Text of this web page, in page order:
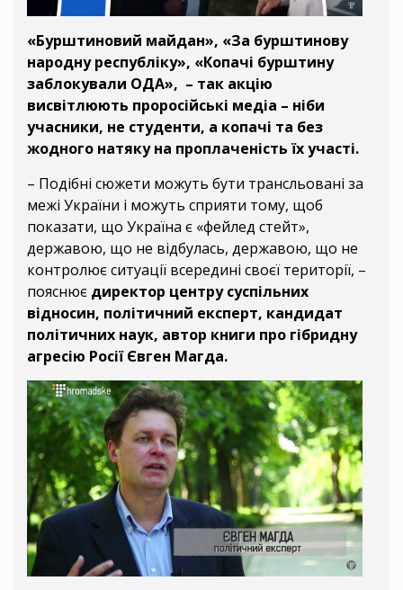
«Бурштиновий майдан», «За бурштинову
народну республіку», «Копачі бурштину
заблокували ОДА», – так акцію
висвітлюють проросійські медіа – ніби
учасники, не студенти, а копачі та без
жодного натяку на проплаченість їх участі.
– Подібні сюжети можуть бути трансльовані за
межі України і можуть сприяти тому, щоб
показати, що Україна є «фейлед стейт»,
державою, що не відбулась, державою, що не
контролює ситуації всередині своєї території, –
пояснює директор центру суспільних
відносин, політичний експерт, кандидат
політичних наук, автор книги про гібридну
агресію Росії Євген Магда.